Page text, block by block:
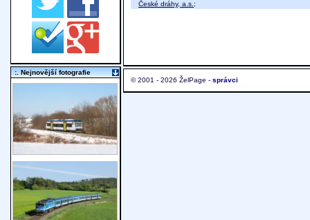
České dráhy, a.s. ;
© 2001 - 2026 ŽelPage - správci
:. Nejnovější fotografie